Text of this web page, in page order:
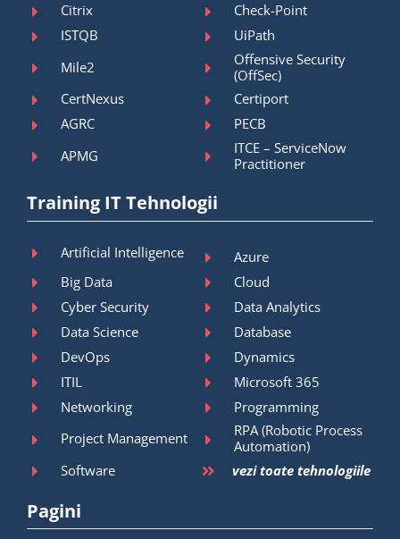
Citrix
Check-Point
ISTQB
UiPath
Mile2
Offensive Security
(OffSec)
CertNexus
Certiport
AGRC
PECB
APMG
ITCE – ServiceNow
Practitioner
Training IT Tehnologii
Artificial Intelligence
Azure
Big Data
Cloud
Cyber Security
Data Analytics
Data Science
Database
DevOps
Dynamics
ITIL
Microsoft 365
Networking
Programming
Project Management
RPA (Robotic Process
Automation)
Software
vezi toate tehnologiile
Pagini